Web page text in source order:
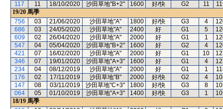
117
11 18/10/2020 沙田草地"B+2" 1600 好/快 G2 11
19/20 馬季
756
03 21/06/2020 沙田草地"A" 1800 好/快 G3 4
686
03 24/05/2020 沙田草地"A" 2400 好 G1 5
609
02 26/04/2020 沙田草地"A" 2000 好 G1 1
547
04 05/04/2020 沙田草地"B+2" 1600 好 G2 4
421
07 16/02/2020 沙田草地"A" 2000 好 G1 10
346
07 19/01/2020 沙田草地"A+3" 1600 好 G1 4
234
04 08/12/2019 沙田草地"A" 2000 好 G1 1
176
02 17/11/2019 沙田草地"B" 2000 好/快 G2 4
147
08 03/11/2019 沙田草地"C+3" 1800 好/快 G3 8
064
05 01/10/2019 沙田草地"A+3" 1400 好/快 G3 1
18/19 馬季